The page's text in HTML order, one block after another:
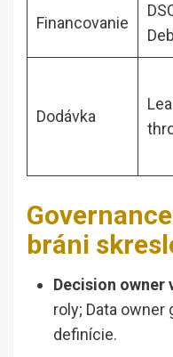
Financovanie
Dodávka
bráni
Decision owner
roly; Data owner
definície.